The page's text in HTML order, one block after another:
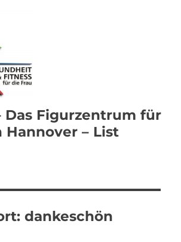
Das Figurzentrum für
Hannover – List
dankeschön